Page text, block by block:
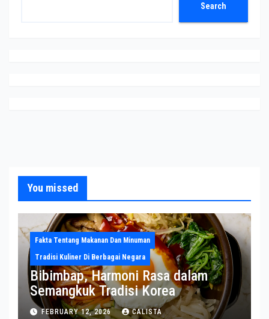
Search
You missed
Fakta Tentang Makanan Dan Minuman
Tradisi Kuliner Di Berbagai Negara
Bibimbap, Harmoni Rasa dalam
Semangkuk Tradisi Korea
FEBRUARY 12, 2026 CALISTA